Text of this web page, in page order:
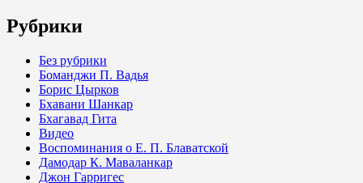
Рубрики
Без рубрики
Боманджи П. Вадья
Борис Цырков
Бхавани Шанкар
Бхагавад Гита
Видео
Воспоминания о Е. П. Блаватской
Дамодар К. Маваланкар
Джон Гарригес